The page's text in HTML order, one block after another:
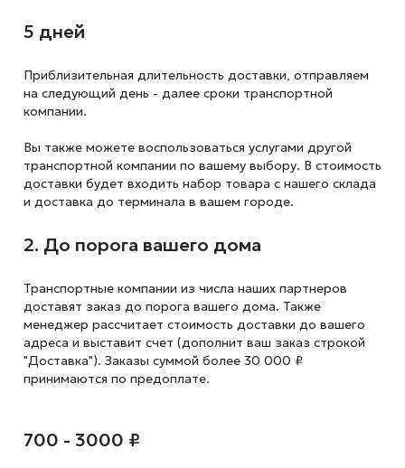
5 дней
Приблизительная длительность доставки, отправляем
на следующий день - далее сроки транспортной
компании.
Вы также можете воспользоваться услугами другой
транспортной компании по вашему выбору. В стоимость
доставки будет входить набор товара с нашего склада
и доставка до терминала в вашем городе.
2. До порога вашего дома
Транспортные компании из числа наших партнеров
доставят заказ до порога вашего дома. Также
менеджер рассчитает стоимость доставки до вашего
адреса и выставит счет (дополнит ваш заказ строкой
"Доставка"). Заказы суммой более 30 000 ₽
принимаются по предоплате.
700 - 3000 ₽